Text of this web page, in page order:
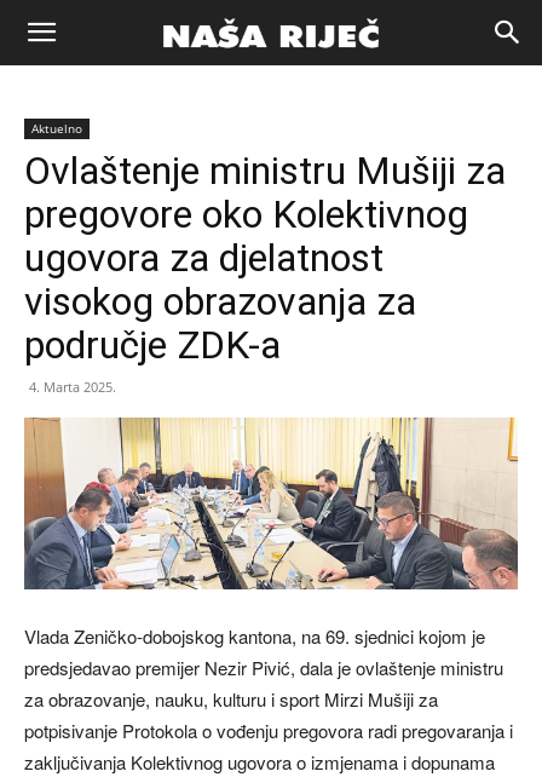
Naša
riječ
Zenica
Aktuelno
Ovlaštenje ministru Mušiji za
pregovore oko Kolektivnog
ugovora za djelatnost
visokog obrazovanja za
područje ZDK-a
4. Marta 2025.
Vlada Zeničko-dobojskog kantona, na 69. sjednici kojom je
predsjedavao premijer Nezir Pivić, dala je ovlaštenje ministru
za obrazovanje, nauku, kulturu i sport Mirzi Mušiji za
potpisivanje Protokola o vođenju pregovora radi pregovaranja i
zaključivanja Kolektivnog ugovora o izmjenama i dopunama